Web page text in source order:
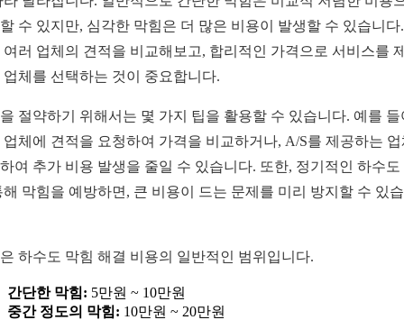
수 있지만, 심각한 막힘은 더 많은 비용이 발생할 수 있습니다
여러 업체의 견적을 비교해보고, 합리적인 가격으로 서비스를
업체를 선택하는 것이 중요합니다.
절약하기 위해서는 몇 가지 팁을 활용할 수 있습니다. 예를 들
업체에 견적을 요청하여 가격을 비교하거나, A/S를 제공하는
여 추가 비용 발생을 줄일 수 있습니다. 또한, 정기적인 하수도
해 막힘을 예방하면, 큰 비용이 드는 문제를 미리 방지할 수 있
하수도 막힘 해결 비용의 일반적인 범위입니다.
간단한 막힘: 5만원 ~ 10만원
중간 정도의 막힘: 10만원 ~ 20만원